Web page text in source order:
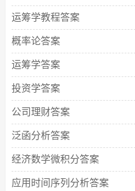
运筹学教程答案
概率论答案
运筹学答案
投资学答案
公司理财答案
泛函分析答案
经济数学微积分答案
应用时间序列分析答案